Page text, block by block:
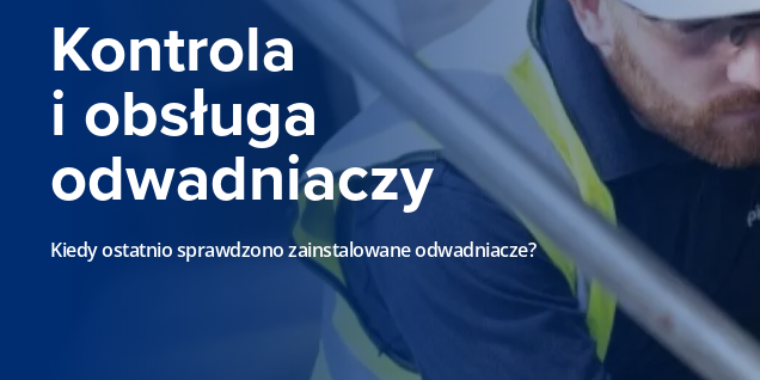
Kontrola
i obsługa
odwadniaczy
Kiedy ostatnio sprawdzono zainstalowane odwadniacze?